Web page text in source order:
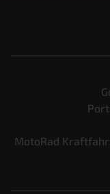
MotoRad